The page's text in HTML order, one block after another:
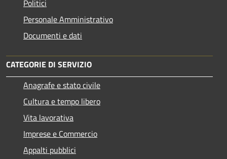
Politici
Personale Amministrativo
Documenti e dati
CATEGORIE DI SERVIZIO
Anagrafe e stato civile
Cultura e tempo libero
Vita lavorativa
Imprese e Commercio
Appalti pubblici